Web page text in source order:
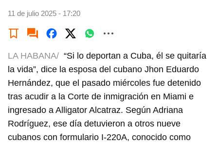
11 de julio 2025 - 17:20
LA HABANA/ “Si lo deportan a Cuba, él se quitaría
la vida”, dice la esposa del cubano Jhon Eduardo
Hernández, que el pasado miércoles fue detenido
tras acudir a la Corte de inmigración en Miami e
ingresado a Alligator Alcatraz. Según Adriana
Rodríguez, ese día detuvieron a otros nueve
cubanos con formulario I-220A, conocido como